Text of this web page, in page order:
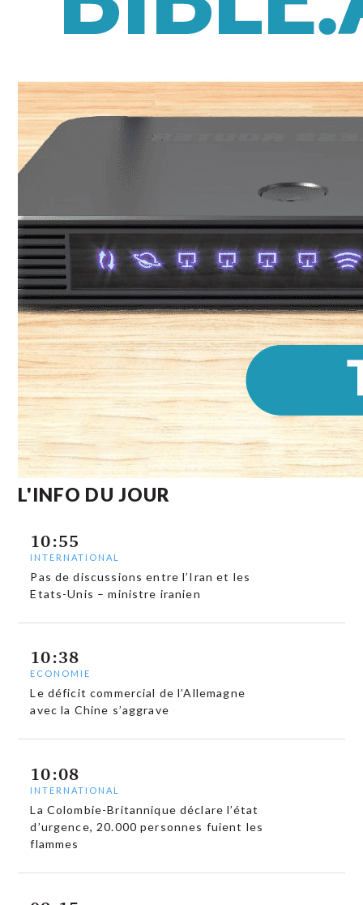
L'INFO DU JOUR
10:55
INTERNATIONAL
Pas de discussions entre l’Iran et les
Etats-Unis – ministre iranien
10:38
ECONOMIE
Le déficit commercial de l’Allemagne
avec la Chine s’aggrave
10:08
INTERNATIONAL
La Colombie-Britannique déclare l’état
d’urgence, 20.000 personnes fuient les
flammes